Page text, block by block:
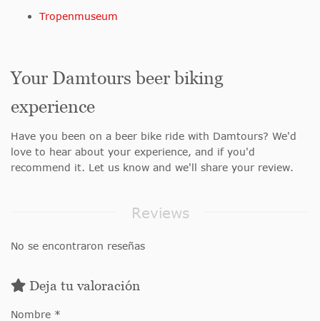
Tropenmuseum
Your Damtours beer biking
experience
Have you been on a beer bike ride with Damtours? We'd
love to hear about your experience, and if you'd
recommend it. Let us know and we'll share your review.
Reviews
No se encontraron reseñas
Deja tu valoración
Nombre *